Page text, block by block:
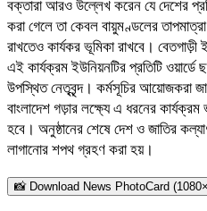
বক্তারা আরও উল্লেখ করেন যে দেশের
করা গেলে তা কেবল বায়ুমণ্ডলের
রাখতেও কার্যকর ভূমিকা রাখবে।
এই কার্যক্রম ইউনিয়নটির প্রতিটি
উপস্থিত নেতৃবৃন্দ। কর্মসূচির আয়োজকরা
বাংলাদেশ গড়ার লক্ষ্যে এ ধরনের
হবে। অনুষ্ঠানের শেষে দেশ ও জাতির
লাগানোর শপথ গ্রহণ করা হয়।
📸 Download News PhotoCard